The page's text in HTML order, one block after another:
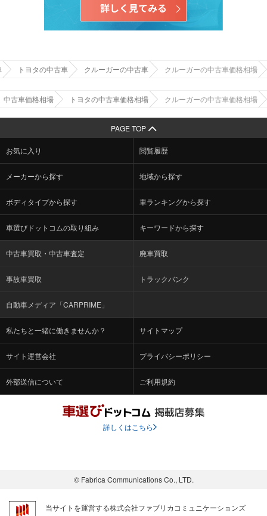
トヨタの中古車 クルーガーの中古車 クルーガーの中古車価格相場
中古車価格相場 トヨタの中古車価格相場 クルーガーの中古車価格相場
PAGE TOP
お気に入り 閲覧履歴
メーカーから探す 地域から探す
ボディタイプから探す 車ランキングから探す
車選びドットコムの取り組み キーワードから探す
中古車買取・中古車査定 廃車買取
事故車買取 トラックバンク
自動車メディア「CARPRIME」
私たちと一緒に働きませんか？ サイトマップ
サイト運営会社 プライバシーポリシー
外部送信について ご利用規約
詳しくはこちら
© Fabrica Communications Co., LTD.
当サイトを運営する株式会社ファブリカコミュニケーションズ